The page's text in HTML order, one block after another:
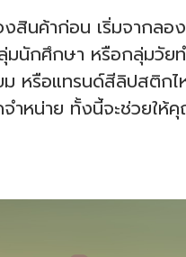
สินค้าก่อน เริ่มจากลอ
นักศึกษา หรือกลุ่มวัย
หรือแทรนด์สีลิปสติก
ำหน่าย ทั้งนี้จะช่วยให้